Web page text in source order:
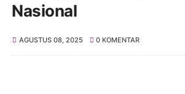
Nasional
AGUSTUS 08, 2025 0 KOMENTAR